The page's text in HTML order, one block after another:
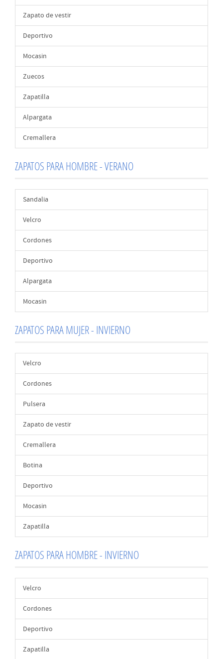
Zapato de vestir
Deportivo
Mocasin
Zuecos
Zapatilla
Alpargata
Cremallera
ZAPATOS PARA HOMBRE - VERANO
Sandalia
Velcro
Cordones
Deportivo
Alpargata
Mocasin
ZAPATOS PARA MUJER - INVIERNO
Velcro
Cordones
Pulsera
Zapato de vestir
Cremallera
Botina
Deportivo
Mocasin
Zapatilla
ZAPATOS PARA HOMBRE - INVIERNO
Velcro
Cordones
Deportivo
Zapatilla